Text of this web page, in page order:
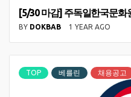
[5/30 마감] 주독일한국문화
BY DOKBAB 1 YEAR AGO
TOP 베를린 채용공고